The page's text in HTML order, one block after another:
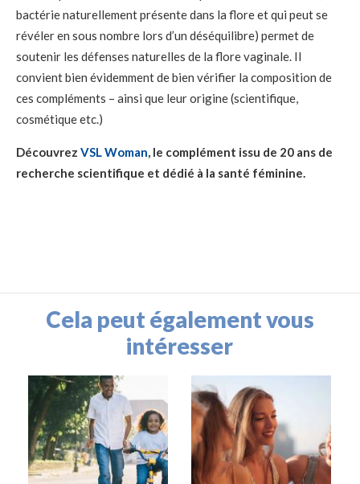
bactérie naturellement présente dans la flore et qui peut se
révéler en sous nombre lors d’un déséquilibre) permet de
soutenir les défenses naturelles de la flore vaginale. Il
convient bien évidemment de bien vérifier la composition de
ces compléments – ainsi que leur origine (scientifique,
cosmétique etc.)
DécouvrezVSL Woman, le complément issu de 20 ans de
recherche scientifique et dédié à la santé féminine.
Cela peut également vous
intéresser